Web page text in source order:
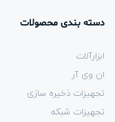
دسته بندی محصولات
ابزارآلات
ان وی آر
تجهیزات ذخیره سازی
تجهیزات شبکه